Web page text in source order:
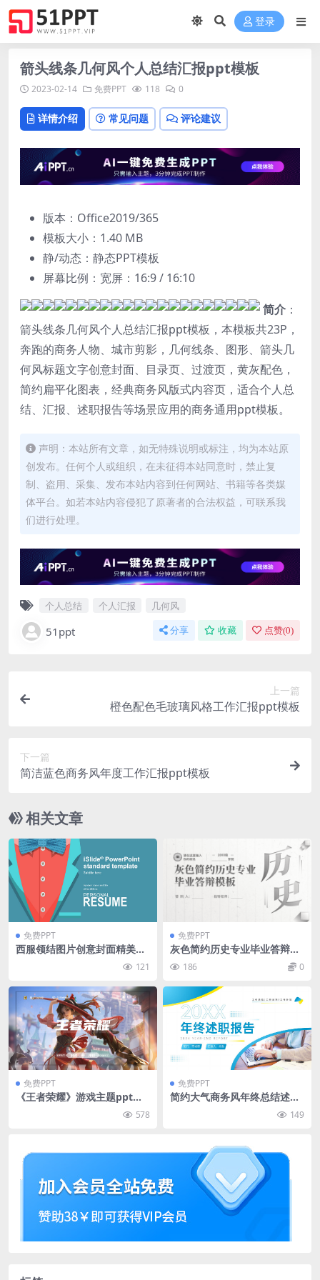
登录
箭头线条几何风个人总结汇报ppt模板
2023-02-14 免费PPT 118 0
详情介绍 常见问题 评论建议
版本：Office2019/365
模板大小： 1.40 MB
静/动态：静态PPT模板
屏幕比例：宽屏：16:9 / 16:10
简介 ：
箭头线条几何风个人总结汇报ppt模板，本模板共23P，
奔跑的商务人物、城市剪影，几何线条、图形、箭头几
何风标题文字创意封面、目录页、过渡页，黄灰配色，
简约扁平化图表，经典商务风版式内容页，适合个人总
结、汇报、述职报告等场景应用的商务通用ppt模板。
声明：本站所有文章，如无特殊说明或标注，均为本站原
创发布。任何个人或组织，在未征得本站同意时，禁止复
制、盗用、采集、发布本站内容到任何网站、书籍等各类媒
体平台。如若本站内容侵犯了原著者的合法权益，可联系我
们进行处理。
个人总结 个人汇报 几何风
51ppt 分享 收藏 点赞(0)
上一篇
橙色配色毛玻璃风格工作汇报ppt模板
下一篇
简洁蓝色商务风年度工作汇报ppt模板
相关文章
免费PPT
西服领结图片创意封面精美卡
通风商务工作总结ppt模板 121
免费PPT
灰色简约历史专业毕业答辩动
态ppt模板免费下载
186 0
免费PPT
《王者荣耀》游戏主题ppt模
578
免费PPT
简约大气商务风年终总结述职
149